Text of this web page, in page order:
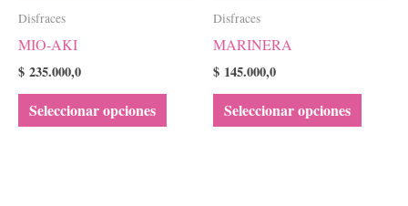
Disfraces
MIO-AKI
$ 235.000,0
Seleccionar opciones
la
Disfraces
MARINERA
$ 145.000,0
Seleccionar opciones
la